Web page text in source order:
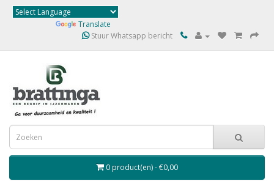
Translate
Stuur Whatsapp bericht
0 product(en) - €0,00